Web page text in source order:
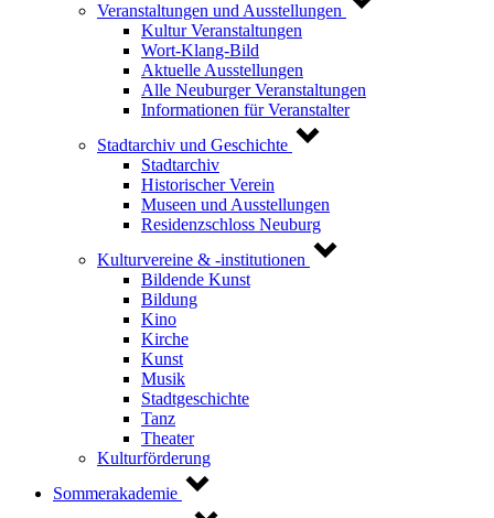
Veranstaltungen und Ausstellungen
Kultur Veranstaltungen
Wort-Klang-Bild
Aktuelle Ausstellungen
Alle Neuburger Veranstaltungen
Informationen für Veranstalter
Stadtarchiv und Geschichte
Stadtarchiv
Historischer Verein
Museen und Ausstellungen
Residenzschloss Neuburg
Kulturvereine & -institutionen
Bildende Kunst
Bildung
Kino
Kirche
Kunst
Musik
Stadtgeschichte
Tanz
Theater
Kulturförderung
Sommerakademie